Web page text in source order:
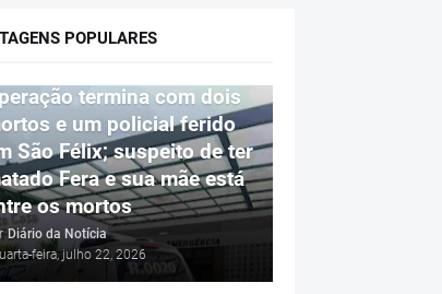
POPULARES
termina com dois
e um policial ferido
São Félix; suspeito de ter
Fera e sua mãe está
os mortos
Diário da Notícia
feira, julho 22, 2026